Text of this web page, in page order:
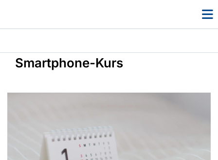
Smartphone-Kurs